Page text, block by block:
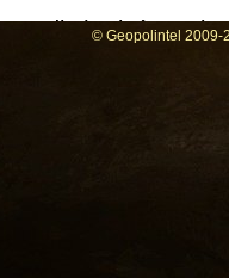
(arrivé sur le
© Geopolintel 2009-